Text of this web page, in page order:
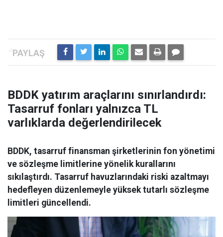
BDDK yatırım araçlarını sınırlandırdı:
Tasarruf fonları yalnızca TL
varlıklarda değerlendirilecek
BDDK, tasarruf finansman şirketlerinin fon yönetimi
ve sözleşme limitlerine yönelik kurallarını
sıkılaştırdı. Tasarruf havuzlarındaki riski azaltmayı
hedefleyen düzenlemeyle yüksek tutarlı sözleşme
limitleri güncellendi.